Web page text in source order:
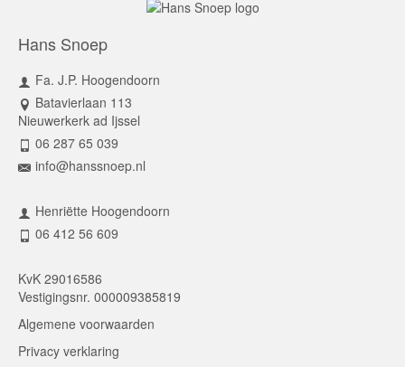
Hans Snoep
Fa. J.P. Hoogendoorn
Batavierlaan 113
Nieuwerkerk ad Ijssel
06 287 65 039
info@hanssnoep.nl
Henriëtte Hoogendoorn
06 412 56 609
KvK 29016586
Vestigingsnr. 000009385819
Algemene voorwaarden
Privacy verklaring